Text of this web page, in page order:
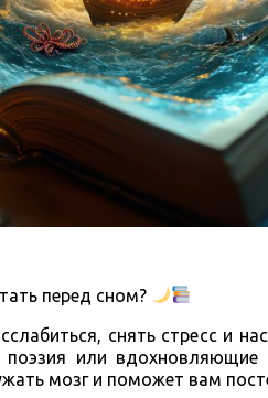
перед сном?
снять стресс и
поэзия или
мозг и поможет вам